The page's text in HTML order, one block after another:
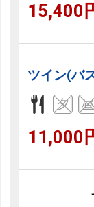
15,400
ツイン(バ
11,000